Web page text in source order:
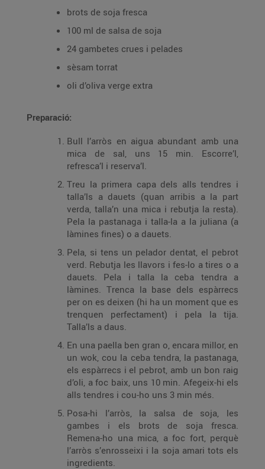
brots de soja fresca
100 ml de salsa de soja
24 gambetes crues i pelades
sèsam torrat
oli d’oliva verge extra
Preparació:
Bull l’arròs en aigua abundant amb una
mica de sal, uns 15 min. Escorre’l,
refresca’l i reserva’l.
Treu la primera capa dels alls tendres i
talla’ls a dauets (quan arribis a la part
verda, talla’n una mica i rebutja la resta).
Pela la pastanaga i talla-la a la juliana (a
làmines fines) o a dauets.
Pela, si tens un pelador dentat, el pebrot
verd. Rebutja les llavors i fes-lo a tires o a
dauets. Pela i talla la ceba tendra a
làmines. Trenca la base dels espàrrecs
per on es deixen (hi ha un moment que es
trenquen perfectament) i pela la tija.
Talla’ls a daus.
En una paella ben gran o, encara millor, en
un wok, cou la ceba tendra, la pastanaga,
els espàrrecs i el pebrot, amb un bon raig
d’oli, a foc baix, uns 10 min. Afegeix-hi els
alls tendres i cou-ho uns 3 min més.
Posa-hi l’arròs, la salsa de soja, les
gambes i els brots de soja fresca.
Remena-ho una mica, a foc fort, perquè
l’arròs s’enrosseixi i la soja amari tots els
ingredients.